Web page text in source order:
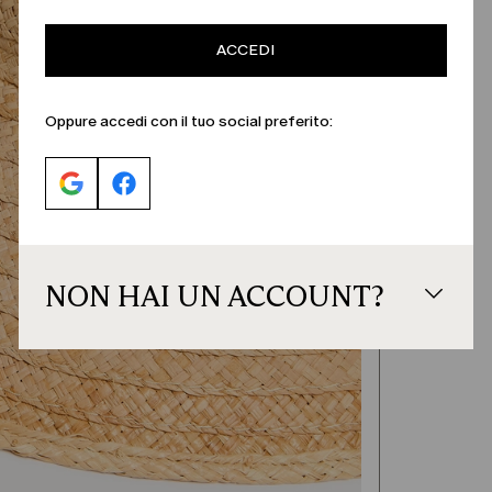
ACCEDI
Oppure accedi con il tuo social preferito:
NON HAI UN ACCOUNT?